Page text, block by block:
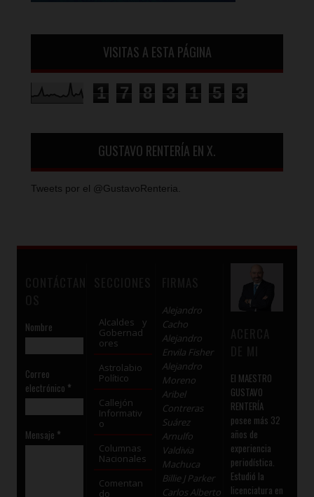
VISITAS A ESTA PÁGINA
1 7 8 3 1 5 3
GUSTAVO RENTERÍA EN X.
Tweets por el @GustavoRenteria.
Nombre
Correo
electrónico *
Mensaje *
Alcaldes y
Gobernad
ores
Astrolabio
Político
Callejón
Informativ
o
Columnas
Nacionales
Comentan
do
Alejandro
Cacho
Alejandro
Envila Fisher
Alejandro
Moreno
Aribel
Contreras
Suárez
Arnulfo
Valdivia
Machuca
Billie J Parker
Carlos Alberto
El MAESTRO
GUSTAVO
RENTERÍA
posee más 32
años de
experiencia
periodística.
Estudió la
licenciatura en